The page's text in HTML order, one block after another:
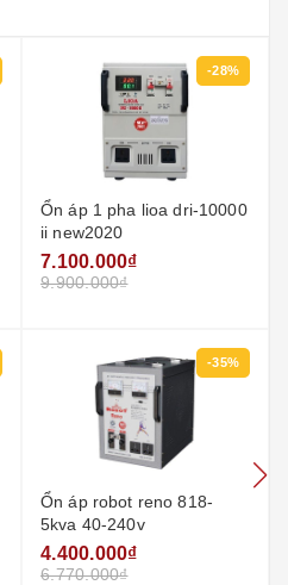
-28%
Ổn áp 1 pha lioa dri-10000
ii new2020
7.100.000₫
9.900.000₫
-35%
Ổn áp robot reno 818-
5kva 40-240v
4.400.000₫
6.770.000₫